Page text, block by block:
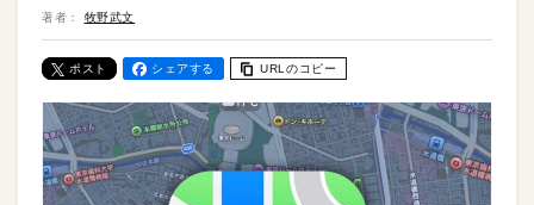
著者： 牧野武文
ポスト シェアする URLのコピー